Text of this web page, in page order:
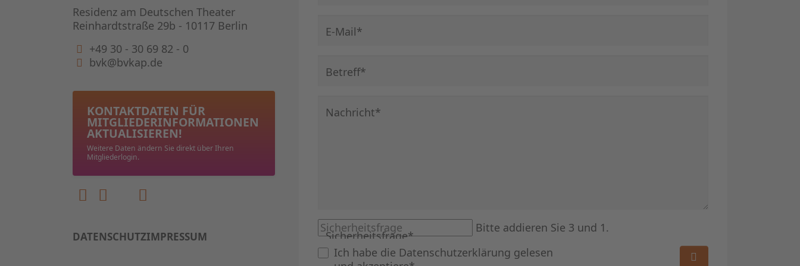
Residenz am Deutschen Theater
Reinhardtstraße 29b - 10117 Berlin
+49 30 - 30 69 82 - 0
bvk@bvkap.de
KONTAKTDATEN FÜR
MITGLIEDER­INFORMATIONEN
AKTUALISIEREN!
Weitere Daten ändern Sie direkt über Ihren
Mitgliederlogin.
DATENSCHUTZIMPRESSUM
Pflichtfeld
E-Mail*
Pflichtfeld
Betreff*
Pflichtfeld
Nachricht*
Bitte addieren Sie 3 und 1.
Sicherheitsfrage*
Ich habe die Datenschutzerklärung gelesen